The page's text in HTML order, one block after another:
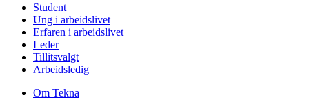
Student
Ung i arbeidslivet
Erfaren i arbeidslivet
Leder
Tillitsvalgt
Arbeidsledig
Om Tekna